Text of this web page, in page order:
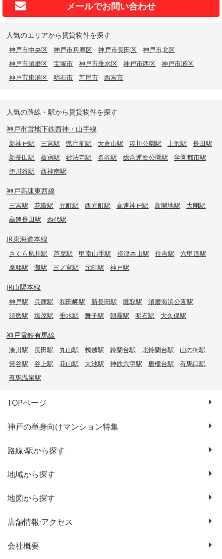
メールでお問い合わせ
人気のエリアから賃貸物件を探す
神戸市中央区 神戸市兵庫区 神戸市長田区
神戸市北区
神戸市須磨区
宝塚市 神戸市垂水区 神戸市西区
神戸市灘区
神戸市東灘区
明石市 芦屋市 西宮市
人気の路線・駅から賃貸物件を探す
神戸市営地下鉄西神・山手線
新神戸駅 三宮駅 県庁前駅 大倉山駅 湊川公園駅 上沢駅
長田駅
新長田駅
板宿駅 妙法寺駅 名谷駅 総合運動公園駅
学園都市駅
伊川谷駅
西神南駅
神戸高速東西線
三宮駅 花隈駅 元町駅 西元町駅 高速神戸駅 新開地駅
大開駅
高速長田駅
西代駅
JR東海道本線
さくら夙川駅 芦屋駅 甲南山手駅 摂津本山駅 住吉駅
六甲道駅
摩耶駅
灘駅 三ノ宮駅 元町駅 神戸駅
JR山陽本線
神戸駅 兵庫駅 和田岬駅 新長田駅 鷹取駅
須磨海浜公園駅
須磨駅
塩屋駅 垂水駅 舞子駅 朝霧駅 明石駅 大久保駅
神戸電鉄有馬線
湊川駅 長田駅 丸山駅 鵯越駅 鈴蘭台駅 北鈴蘭台駅
山の街駅
箕谷駅
谷上駅 花山駅 大池駅 神鉄六甲駅 唐櫃台駅
有馬口駅
有馬温泉駅
TOPページ
神戸の単身向けマンション特集
路線·駅から探す
地域から探す
地図から探す
店舗情報·アクセス
会社概要